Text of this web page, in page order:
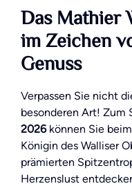
Das Mathier
im Zeichen
Genuss
Verpassen Sie nicht
besonderen Art! Zum
2026können Sie beim
Königin des Walliser
prämierten
Herzenslust